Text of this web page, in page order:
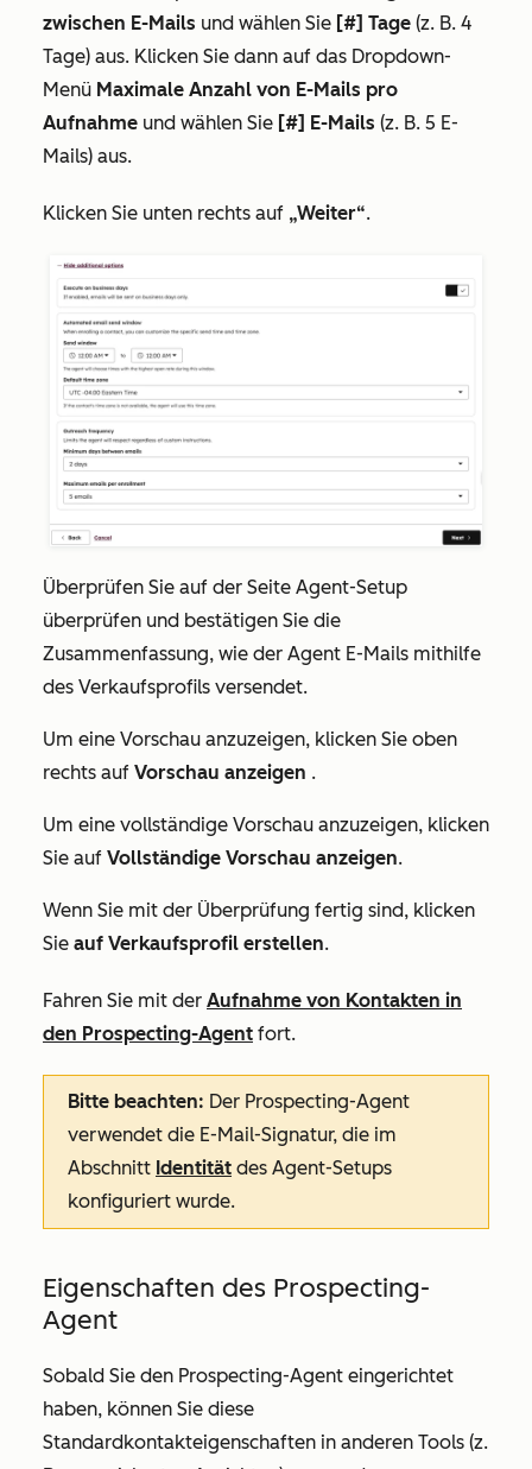
zwischen E-Mails und wählen Sie [#] Tage (z. B. 4
Tage) aus. Klicken Sie dann auf das Dropdown-
Menü Maximale Anzahl von E-Mails pro
Aufnahme und wählen Sie [#] E-Mails (z. B. 5 E-
Mails) aus.
Klicken Sie unten rechts auf „Weiter“.
Überprüfen Sie auf der Seite Agent-Setup
überprüfen und bestätigen Sie die
Zusammenfassung, wie der Agent E-Mails mithilfe
des Verkaufsprofils versendet.
Um eine Vorschau anzuzeigen, klicken Sie oben
rechts auf Vorschau anzeigen .
Um eine vollständige Vorschau anzuzeigen, klicken
Sie auf Vollständige Vorschau anzeigen.
Wenn Sie mit der Überprüfung fertig sind, klicken
Sie auf Verkaufsprofil erstellen.
Fahren Sie mit der Aufnahme von Kontakten in
den Prospecting-Agent fort.
Bitte beachten: Der Prospecting-Agent
verwendet die E-Mail-Signatur, die im
Abschnitt Identität des Agent-Setups
konfiguriert wurde.
Eigenschaften des Prospecting-
Agent
Sobald Sie den Prospecting-Agent eingerichtet
haben, können Sie diese
Standardkontakteigenschaften in anderen Tools (z.